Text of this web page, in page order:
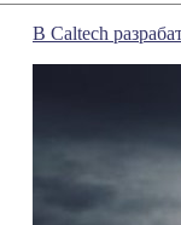
В Caltech